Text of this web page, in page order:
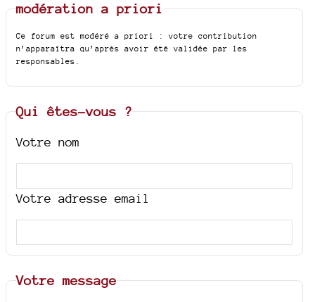
modération a priori
Ce forum est modéré a priori : votre contribution
n’apparaîtra qu’après avoir été validée par les
responsables.
Qui êtes-vous ?
Votre nom
Votre adresse email
Votre message